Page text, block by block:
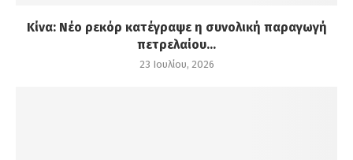
Κίνα: Νέο ρεκόρ κατέγραψε η συνολική παραγωγή
πετρελαίου...
23 Ιουλίου, 2026